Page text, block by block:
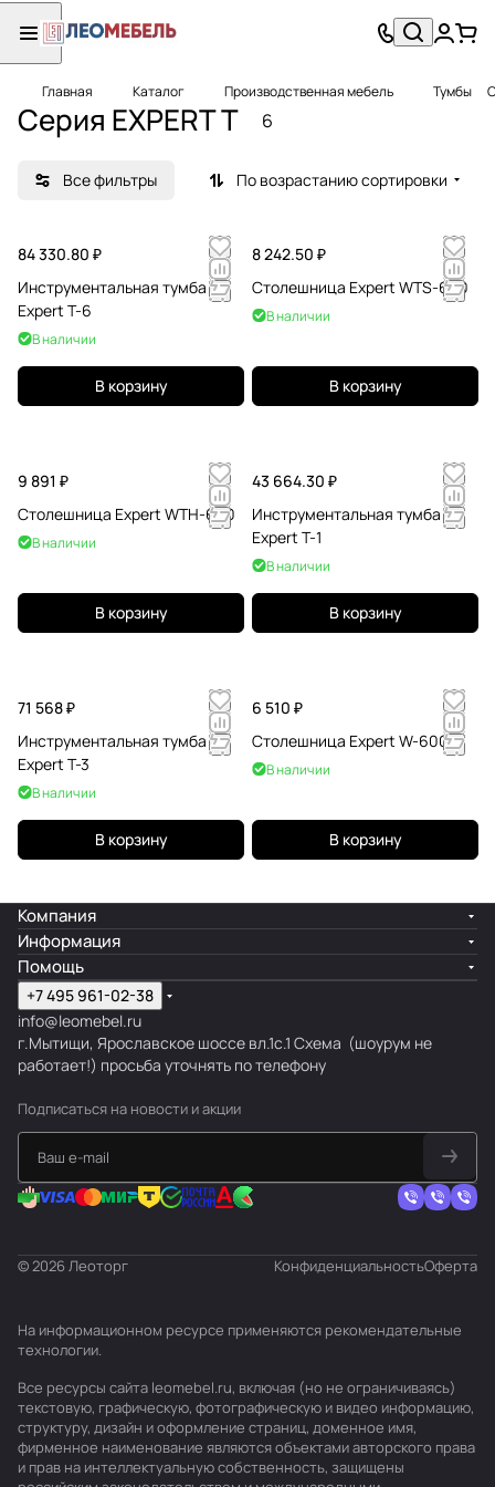
Главная Каталог Производственная мебель Тумбы
Серия EXPERT T 6
Все фильтры По возрастанию сортировки
84 330.80 ₽
Инструментальная тумба
Expert T-6
В наличии
В корзину
8 242.50 ₽
Столешница Expert WTS-600
В наличии
В корзину
9 891 ₽
Столешница Expert WTH-600
В наличии
В корзину
43 664.30 ₽
Инструментальная тумба
Expert T-1
В наличии
В корзину
71 568 ₽
Инструментальная тумба
Expert T-3
В наличии
В корзину
6 510 ₽
Столешница Expert W-600
В наличии
В корзину
Компания
Информация
Помощь
+7 495 961-02-38
info@leomebel.ru
г.Мытищи, Ярославское шоссе вл.1с.1 Схема (шоурум не
работает!) просьба уточнять по телефону
Подписаться на новости и акции
© 2026 Леоторг КонфиденциальностьОферта
На информационном ресурсе применяются рекомендательные
технологии.
Все ресурсы сайта leomebel.ru, включая (но не ограничиваясь)
текстовую, графическую, фотографическую и видео информацию,
структуру, дизайн и оформление страниц, доменное имя,
фирменное наименование являются объектами авторского права
и прав на интеллектуальную собственность, защищены